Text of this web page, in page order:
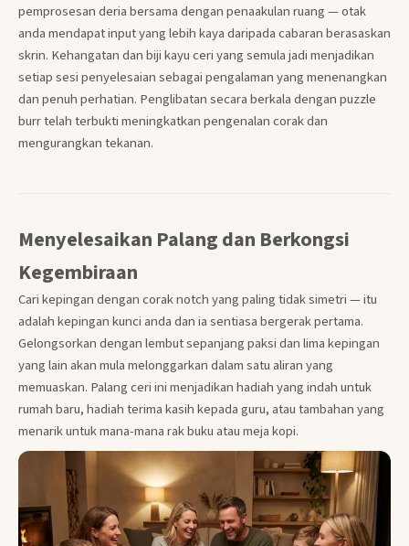
pemprosesan deria bersama dengan penaakulan ruang — otak
anda mendapat input yang lebih kaya daripada cabaran berasaskan
skrin. Kehangatan dan biji kayu ceri yang semula jadi menjadikan
setiap sesi penyelesaian sebagai pengalaman yang menenangkan
dan penuh perhatian. Penglibatan secara berkala dengan puzzle
burr telah terbukti meningkatkan pengenalan corak dan
mengurangkan tekanan.
Menyelesaikan Palang dan Berkongsi
Kegembiraan
Cari kepingan dengan corak notch yang paling tidak simetri — itu
adalah kepingan kunci anda dan ia sentiasa bergerak pertama.
Gelongsorkan dengan lembut sepanjang paksi dan lima kepingan
yang lain akan mula melonggarkan dalam satu aliran yang
memuaskan. Palang ceri ini menjadikan hadiah yang indah untuk
rumah baru, hadiah terima kasih kepada guru, atau tambahan yang
menarik untuk mana-mana rak buku atau meja kopi.